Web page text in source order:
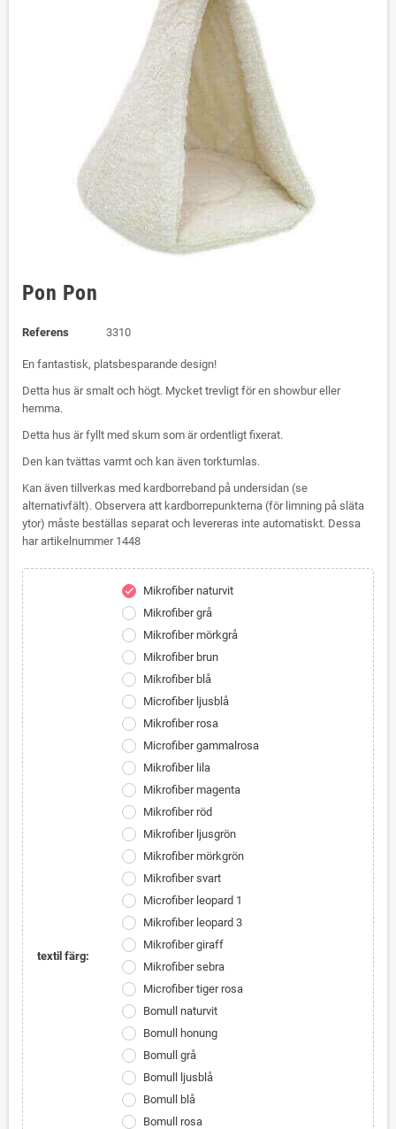
Pon Pon
Referens 3310
En fantastisk, platsbesparande design!
Detta hus är smalt och högt. Mycket trevligt för en showbur eller
hemma.
Detta hus är fyllt med skum som är ordentligt fixerat.
Den kan tvättas varmt och kan även torktumlas.
Kan även tillverkas med kardborreband på undersidan (se
alternativfält). Observera att kardborrepunkterna (för limning på släta
ytor) måste beställas separat och levereras inte automatiskt. Dessa
har artikelnummer 1448
textil färg:
check
Mikrofiber naturvit
Mikrofiber grå
Mikrofiber mörkgrå
Mikrofiber brun
Mikrofiber blå
Microfiber ljusblå
Mikrofiber rosa
Microfiber gammalrosa
Mikrofiber lila
Mikrofiber magenta
Mikrofiber röd
Mikrofiber ljusgrön
Mikrofiber mörkgrön
Mikrofiber svart
Microfiber leopard 1
Mikrofiber leopard 3
Mikrofiber giraff
Mikrofiber sebra
Microfiber tiger rosa
Bomull naturvit
Bomull honung
Bomull grå
Bomull ljusblå
Bomull blå
Bomull rosa